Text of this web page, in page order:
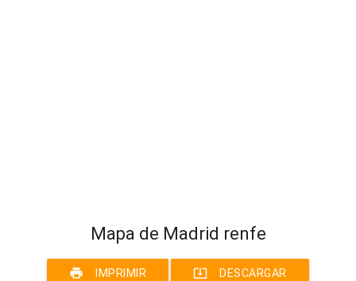
Mapa de Madrid renfe
print IMPRIMIR system_update_alt DESCARGAR